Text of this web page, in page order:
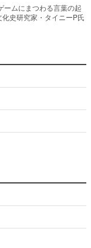
ームにまつわる言葉の起
史研究家・タイニーP氏